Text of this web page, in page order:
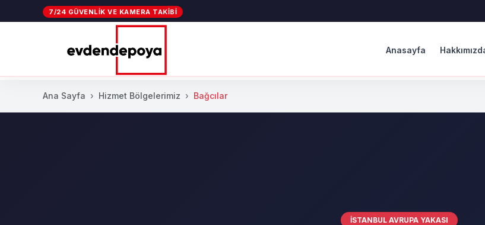
7/24 GÜVENLIK VE KAMERA TAKIBI
Anasayfa
Ana Sayfa Hizmet Bölgelerimiz Bağcılar
İSTANBUL AVRUPA YAKASI